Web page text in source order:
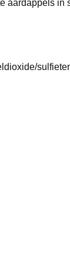
aardappels in